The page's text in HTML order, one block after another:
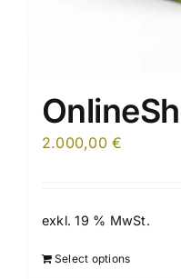
2.000,00€
exkl. 19 % MwSt.
Select options